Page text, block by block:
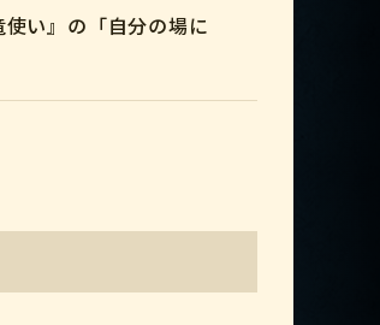
い』の「自分の場に